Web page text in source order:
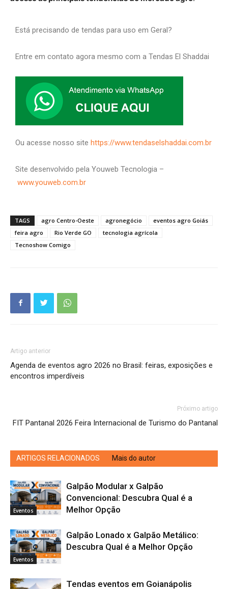
Está precisando de tendas para uso em Geral?
Entre em contato agora mesmo com a Tendas El Shaddai
Ou acesse nosso site https://www.tendaselshaddai.com.br
Site desenvolvido pela Youweb Tecnologia –
www.youweb.com.br
TAGS agro Centro-Oeste agronegócio
eventos agro Goiás
feira agro
Rio Verde GO
tecnologia agrícola
Tecnoshow Comigo
Artigo anterior
Agenda de eventos agro 2026 no Brasil: feiras, exposições e
encontros imperdíveis
Próximo artigo
FIT Pantanal 2026 Feira Internacional de Turismo do Pantanal
ARTIGOS RELACIONADOS Mais do autor
Eventos
Galpão Modular x Galpão
Convencional: Descubra Qual é a
Melhor Opção
Eventos
Galpão Lonado x Galpão Metálico:
Descubra Qual é a Melhor Opção
Tendas eventos em Goianápolis